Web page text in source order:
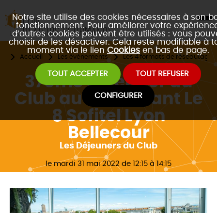
Notre site utilise des cookies nécessaires à son
fonctionnement. Pour améliorer votre
d’autres cookies peuvent être utilisés : vous
choisir de les désactiver. Cela reste modifiable à
moment via le lien Cookies en bas de page.
TOUT ACCEPTER TOUT REFUSER
CONFIGURER
Accueil Les évènements Les 4 formats de réseautage
37ème Déjeuner du
Club au restaurant Le
8 Sofitel Lyon
Bellecour
Les Déjeuners du Club
le mardi 31 mai 2022 de 12:15 à 14:15